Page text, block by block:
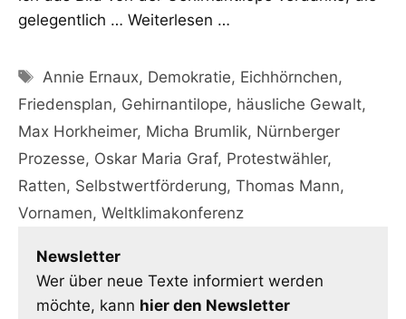
gelegentlich … Weiterlesen …
Schlagwörter
Annie Ernaux, Demokratie, Eichhörnchen,
Friedensplan, Gehirnantilope, häusliche Gewalt,
Max Horkheimer, Micha Brumlik, Nürnberger
Prozesse, Oskar Maria Graf, Protestwähler,
Ratten, Selbstwertförderung, Thomas Mann,
Vornamen, Weltklimakonferenz
Newsletter
Wer über neue Texte informiert werden
möchte, kann hier den Newsletter